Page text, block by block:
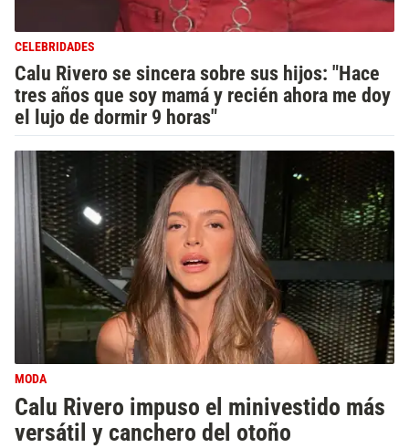
CELEBRIDADES
Calu Rivero se sincera sobre sus hijos: "Hace
tres años que soy mamá y recién ahora me doy
el lujo de dormir 9 horas"
MODA
Calu Rivero impuso el minivestido más
versátil y canchero del otoño